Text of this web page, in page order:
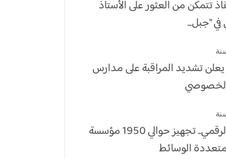
تتمكن من العثور على الأستاذ
"جبل...
تشديد المراقبة على مدارس
الخصوصي
التعليم الرقمي.. تجهيز حوالي 1950 مؤسسة
الوسائط